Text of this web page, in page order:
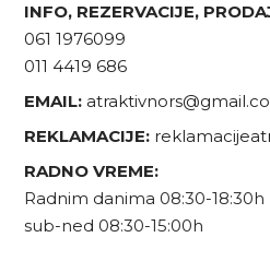
INFO, REZERVACIJE,
061 1976099
011 4419 686
EMAIL:
REKLAMACIJE:
RADNO VREME:
Radnim danima 08:30-18:30h
sub-ned 08:30-15:00h